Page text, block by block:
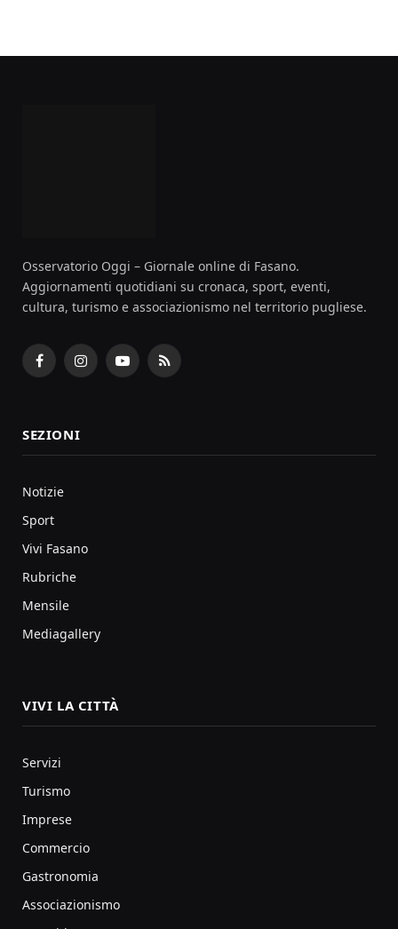
Osservatorio Oggi – Giornale online di Fasano.
Aggiornamenti quotidiani su cronaca, sport, eventi,
cultura, turismo e associazionismo nel territorio pugliese.
FacebookInstagramYouTubeRSS
SEZIONI
Notizie
Sport
Vivi Fasano
Rubriche
Mensile
Mediagallery
VIVI LA CITTÀ
Servizi
Turismo
Imprese
Commercio
Gastronomia
Associazionismo